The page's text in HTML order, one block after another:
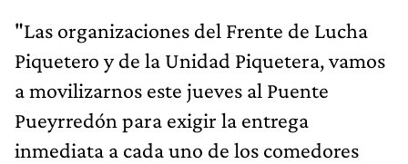
"Las organizaciones del Frente de Lucha
Piquetero y de la Unidad Piquetera, vamos
a movilizarnos este jueves al Puente
Pueyrredón para exigir la entrega
inmediata a cada uno de los comedores